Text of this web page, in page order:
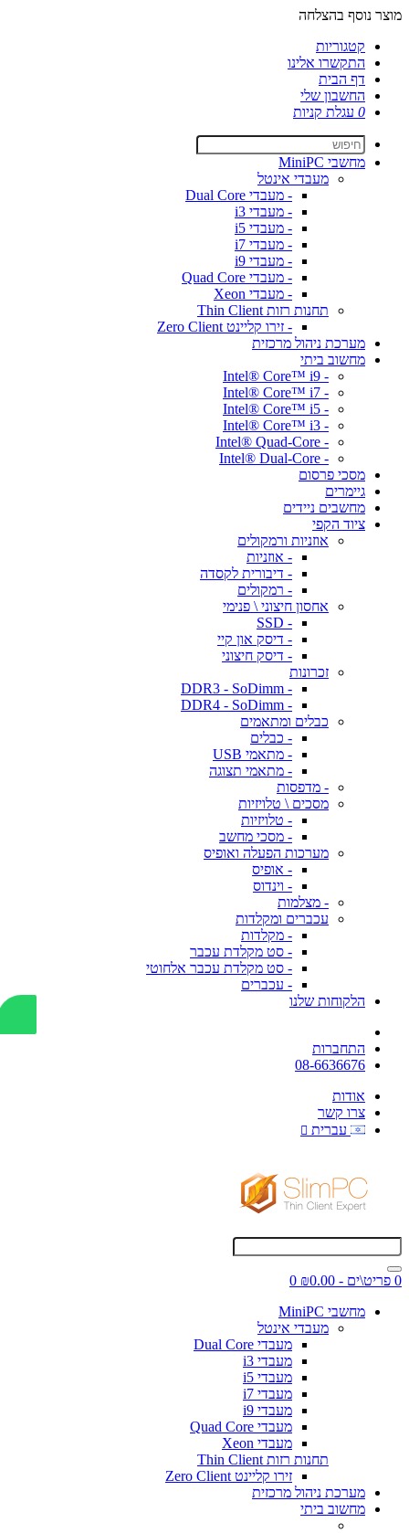
מוצר נוסף בהצלחה
קטגוריות
התקשרו אלינו
דף הבית
החשבון שלי
0 עגלת קניות
מחשבי MiniPC
מעבדי אינטל
- מעבדי Dual Core
- מעבדי i3
- מעבדי i5
- מעבדי i7
- מעבדי i9
- מעבדי Quad Core
- מעבדי Xeon
תחנות רזות Thin Client
- זירו קליינט Zero Client
מערכת ניהול מרכזית
מחשוב ביתי
- Intel® Core™ i9
- Intel® Core™ i7
- Intel® Core™ i5
- Intel® Core™ i3
- Intel® Quad-Core
- Intel® Dual-Core
מסכי פרסום
גיימרים
מחשבים ניידים
ציוד הקפי
אוזניות ורמקולים
- אוזניות
- דיבורית לקסדה
- רמקולים
אחסון חיצוני \ פנימי
- SSD
- דיסק און קיי
- דיסק חיצוני
זכרונות
- DDR3 - SoDimm
- DDR4 - SoDimm
כבלים ומתאמים
- כבלים
- מתאמי USB
- מתאמי תצוגה
- מדפסות
מסכים \ טלויזיות
- טלויזיות
- מסכי מחשב
מערכות הפעלה ואופיס
- אופיס
- וינדוס
- מצלמות
עכברים ומקלדות
- מקלדות
- סט מקלדת עכבר
- סט מקלדת עכבר אלחוטי
- עכברים
הלקוחות שלנו
התחברות
08-6636676
אודות
צרו קשר
עברית
0 פריט\ים - ₪0.00
0
מחשבי MiniPC
מעבדי אינטל
מעבדי Dual Core
מעבדי i3
מעבדי i5
מעבדי i7
מעבדי i9
מעבדי Quad Core
מעבדי Xeon
תחנות רזות Thin Client
זירו קליינט Zero Client
מערכת ניהול מרכזית
מחשוב ביתי